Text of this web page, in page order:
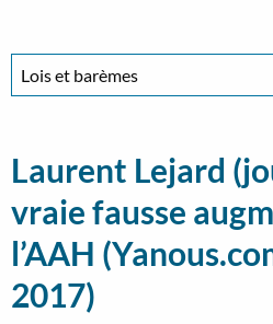
Laurent Lejard
vraie fausse
l’AAH
2017)